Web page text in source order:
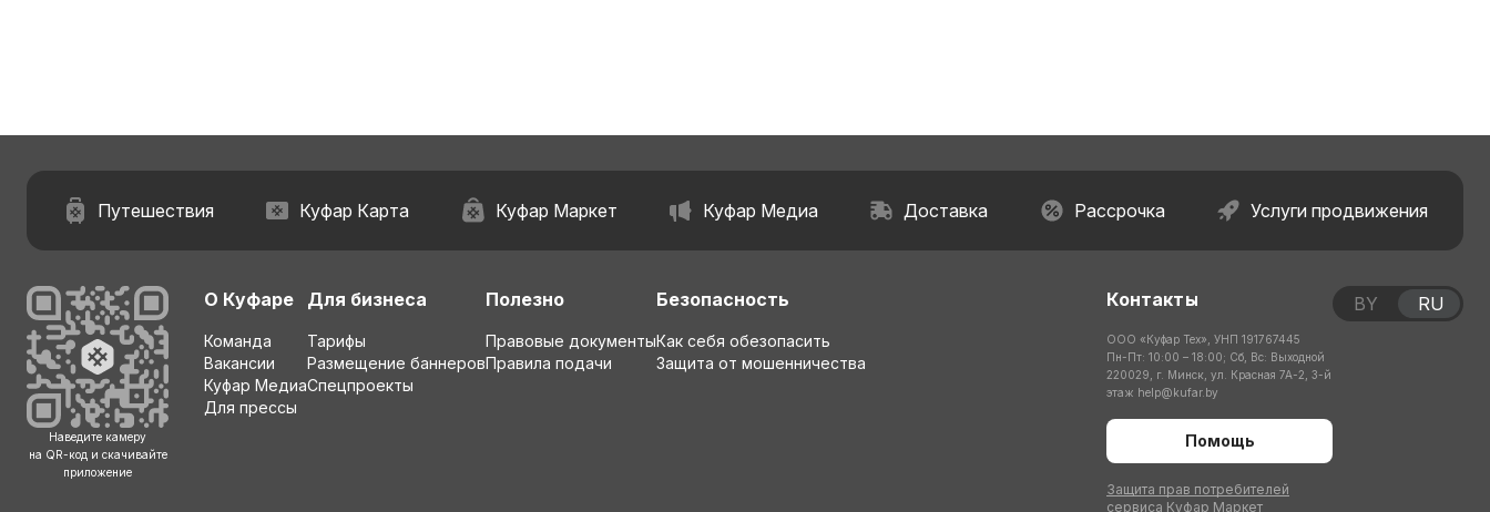
Путешествия Куфар Карта Куфар Маркет Куфар Медиа Доставка Рассрочка Услуги продвижения
Наведите камеру
на QR-код и скачивайте
приложение
О Куфаре
Команда
Вакансии
Куфар Медиа
Для прессы
Для бизнеса
Тарифы
Размещение баннеров
Спецпроекты
Полезно
Правовые документы
Правила подачи
Безопасность
Как себя обезопасить
Защита от мошенничества
Контакты
ООО «Куфар Тех», УНП 191767445
Пн-Пт: 10:00 – 18:00; Сб, Вс: Выходной
220029, г. Минск, ул. Красная 7А-2, 3-й
этаж help@kufar.by
Помощь
Защита прав потребителей
сервиса Куфар Маркет
BY RU